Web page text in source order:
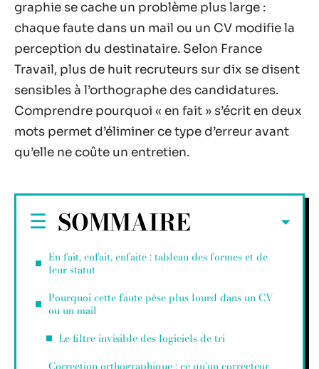
graphie se cache un problème plus large :
chaque faute dans un mail ou un CV modifie la
perception du destinataire. Selon France
Travail, plus de huit recruteurs sur dix se disent
sensibles à l’orthographe des candidatures.
Comprendre pourquoi « en fait » s’écrit en deux
mots permet d’éliminer ce type d’erreur avant
qu’elle ne coûte un entretien.
SOMMAIRE
En fait, enfait, enfaite : tableau des formes et de
leur statut
Pourquoi cette faute pèse plus lourd dans un CV
ou un mail
Le filtre invisible des logiciels de tri
Correction orthographique : ce qu’un correcteur